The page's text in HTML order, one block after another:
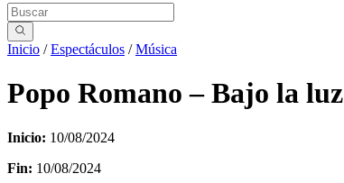
Inicio /Espectáculos /Música
Popo Romano – Bajo la luz
Inicio: 10/08/2024
Fin: 10/08/2024